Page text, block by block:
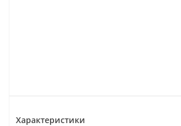
Характеристики